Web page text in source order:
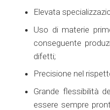
Elevata
Uso di materie
conseguente
difetti;
Precisione nel
Grande flessibilità
essere sempre